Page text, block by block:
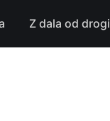
Z dala od drogi